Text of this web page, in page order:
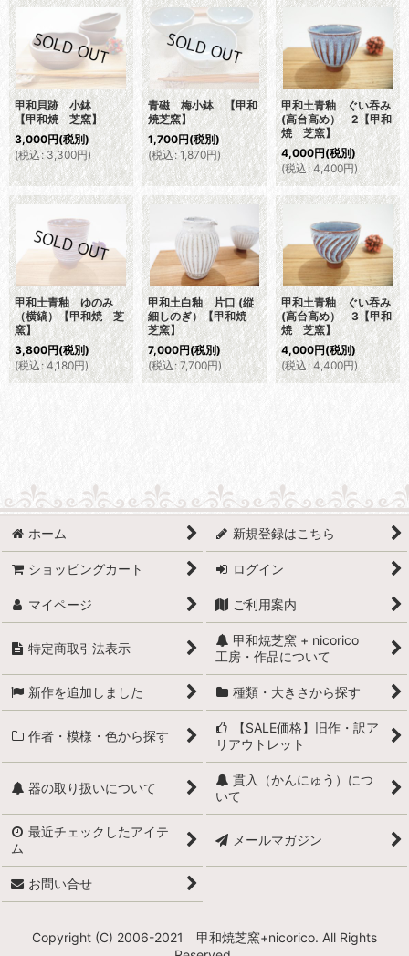
甲和貝跡 小鉢
【甲和焼 芝窯】
3,000円(税別)
(税込: 3,300円)
青磁 梅小鉢 【甲和
焼芝窯】
1,700円(税別)
(税込: 1,870円)
甲和土青釉 ぐい吞み
(高台高め） 2【甲和
焼 芝窯】
4,000円(税別)
(税込: 4,400円)
甲和土青釉 ゆのみ
（横縞）【甲和焼 芝
窯】
3,800円(税別)
(税込: 4,180円)
甲和土白釉 片口 (縦
細しのぎ）【甲和焼
芝窯】
7,000円(税別)
(税込: 7,700円)
甲和土青釉 ぐい吞み
(高台高め） 3【甲和
焼 芝窯】
4,000円(税別)
(税込 : 4,400円)
ホーム 新規登録はこちら
ショッピングカート ログイン
マイページ ご利用案内
特定商取引法表示
甲和焼芝窯 + nicorico
工房・作品について
新作を追加しました 種類・大きさから探す
作者・模様・色から探す
【SALE価格】旧作・訳ア
リアウトレット
器の取り扱いについて
貫入（かんにゅう）につ
いて
最近チェックしたアイテ
ム
メールマガジン
お問い合せ
Copyright (C) 2006-2021 甲和焼芝窯+nicorico. All Rights